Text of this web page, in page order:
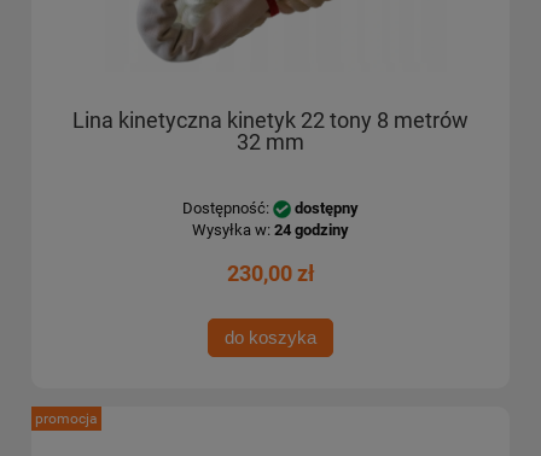
Lina kinetyczna kinetyk 22 tony 8 metrów
32 mm
Dostępność:
dostępny
Wysyłka w: 24 godziny
230,00 zł
do koszyka
promocja